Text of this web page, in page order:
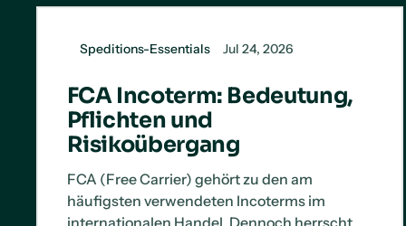
Speditions-Essentials Jul 24, 2026
FCA Incoterm: Bedeutung,
Pflichten und
Risikoübergang
FCA (Free Carrier) gehört zu den am
häufigsten verwendeten Incoterms im
internationalen Handel. Dennoch herrscht